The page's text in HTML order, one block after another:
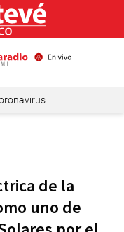
de la
uno de